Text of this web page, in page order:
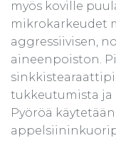
myös koville
mikrokarkeudet
aggressiivisen,
aineenpoiston.
tukkeutumista ja
Pyöröä